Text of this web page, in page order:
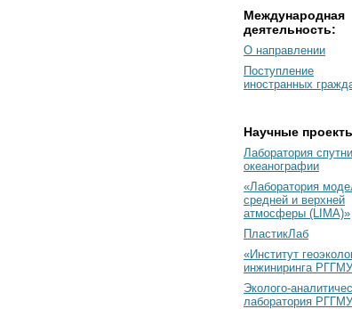
Международная
деятельность:
О направлении
Поступление
иностранных
Научные
Лаборатория
океанографии
«Лаборатория
средней и верхней
атмосферы (LIMA)»
ПластикЛаб
«Институт
инжиниринга
Эколого-
лаборатория РГГМУ